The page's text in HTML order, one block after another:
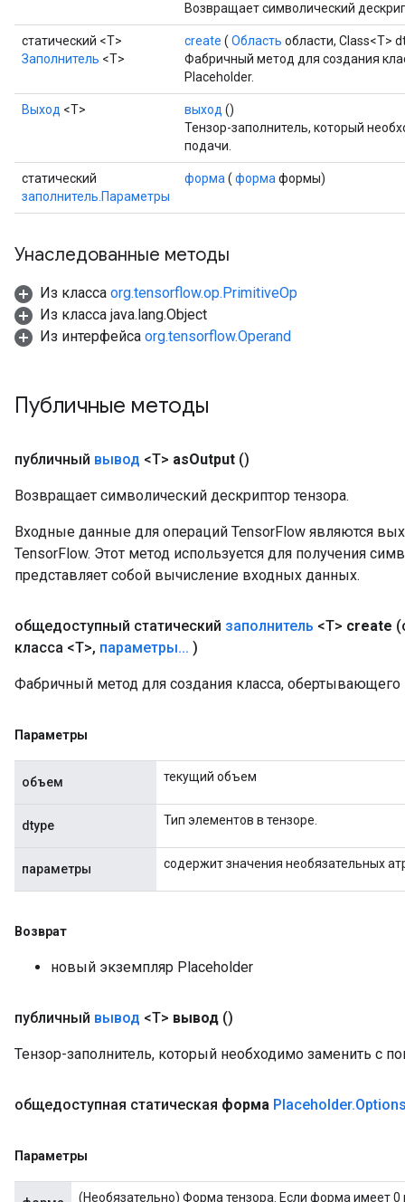
Возвращает символический
статический <T>
Заполнитель <T>
create ( Область области, Class<T>
Фабричный метод для создания
Placeholder.
Выход <Т> выход ()
Тензор-заполнитель, который
подачи.
статический
заполнитель.Параметры
форма ( форма формы)
Унаследованные методы
Из класса org.tensorflow.op.PrimitiveOp
Из класса java.lang.Object
Из интерфейса org.tensorflow.Operand
Публичные методы
публичный вывод <T> asOutput ()
Возвращает символический дескриптор тензора.
Входные данные для операций TensorFlow являются
TensorFlow. Этот метод используется для получения
представляет собой вычисление входных данных.
общедоступный статический заполнитель <T> create
класса <T>, параметры... )
Фабричный метод для создания класса,
Параметры
объем текущий объем
dtype Тип элементов в тензоре.
параметры содержит значения необязательных
Возврат
новый экземпляр Placeholder
публичный вывод <T> вывод ()
Тензор-заполнитель, который необходимо заменить с
общедоступная статическая форма Placeholder.
Параметры
(Необязательно) Форма тензора. Если форма имеет 0